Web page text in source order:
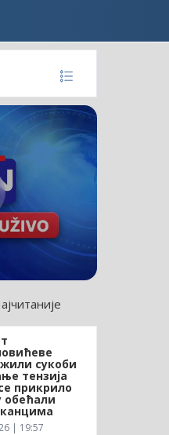
сукоби
тензија
прикрило
обећали
| 19:57